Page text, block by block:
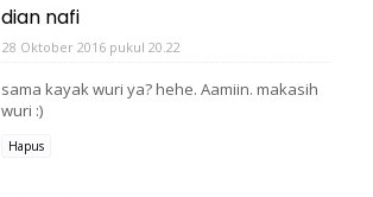
dian nafi
28 Oktober 2016 pukul 20.22
sama kayak wuri ya? hehe. Aamiin. makasih
wuri :)
Hapus